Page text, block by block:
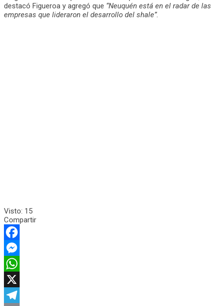
destacó Figueroa y agregó que “Neuquén está en el radar de las
empresas que lideraron el desarrollo del shale”.
Visto: 15
Compartir
Facebook
Messenger
WhatsApp
X